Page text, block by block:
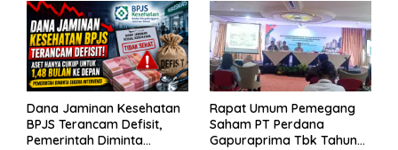
Dana Jaminan Kesehatan
BPJS Terancam Defisit,
Pemerintah Diminta
Rapat Umum Pemegang
Saham PT Perdana
Gapuraprima Tbk Tahun